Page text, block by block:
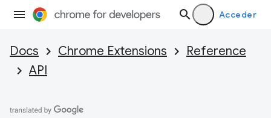
Acceder
Docs Chrome Extensions
Reference
API